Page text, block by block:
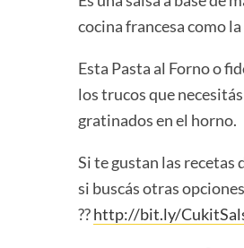
cocina francesa como
Esta Pasta al Forno o
los trucos que
gratinados en el horno.
Si te gustan las recetas
si buscás otras
??http://bit.ly/